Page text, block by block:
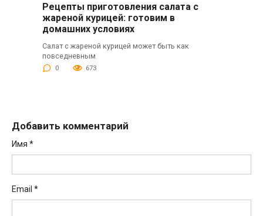
Рецепты приготовления салата с
жареной курицей: готовим в
домашних условиях
Салат с жареной курицей может быть как
повседневным
0 673
Добавить комментарий
Имя *
Email *